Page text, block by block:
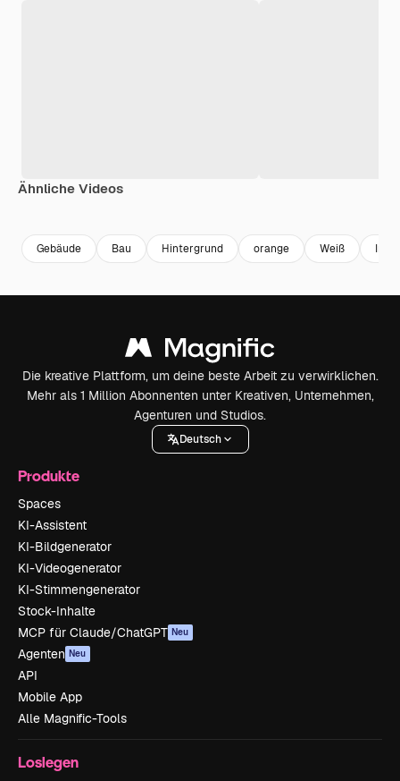
Ähnliche Videos
Gebäude Bau Hintergrund orange Weiß
Die kreative Plattform, um deine beste Arbeit zu verwirklichen.
Mehr als 1 Million Abonnenten unter Kreativen, Unternehmen,
Agenturen und Studios.
Deutsch
Produkte
Spaces
KI-Assistent
KI-Bildgenerator
KI-Videogenerator
KI-Stimmengenerator
Stock-Inhalte
MCP für Claude/ChatGPT Neu
Agenten Neu
API
Mobile App
Alle Magnific-Tools
Loslegen